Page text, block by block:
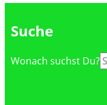
Suche
Suche
Wonach suchst Du?